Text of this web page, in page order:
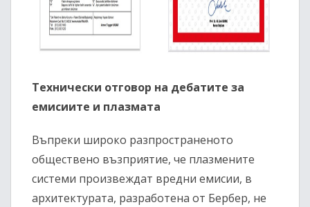
Технически отговор на дебатите за
емисиите и плазмата
Въпреки широко разпространеното
обществено възприятие, че плазмените
системи произвеждат вредни емисии, в
архитектурата, разработена от Бербер, не